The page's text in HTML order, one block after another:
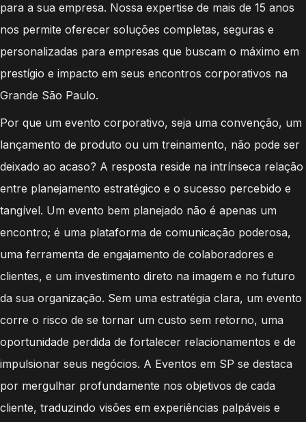
para a sua empresa. Nossa expertise de mais de 15 anos
nos permite oferecer soluções completas, seguras e
personalizadas para empresas que buscam o máximo em
prestígio e impacto em seus encontros corporativos na
Grande São Paulo.
Por que um evento corporativo, seja uma convenção, um
lançamento de produto ou um treinamento, não pode ser
deixado ao acaso? A resposta reside na intrínseca relação
entre planejamento estratégico e o sucesso percebido e
tangível. Um evento bem planejado não é apenas um
encontro; é uma plataforma de comunicação poderosa,
uma ferramenta de engajamento de colaboradores e
clientes, e um investimento direto na imagem e no futuro
da sua organização. Sem uma estratégia clara, um evento
corre o risco de se tornar um custo sem retorno, uma
oportunidade perdida de fortalecer relacionamentos e de
impulsionar seus negócios. A Eventos em SP se destaca
por mergulhar profundamente nos objetivos de cada
cliente, traduzindo visões em experiências palpáveis e